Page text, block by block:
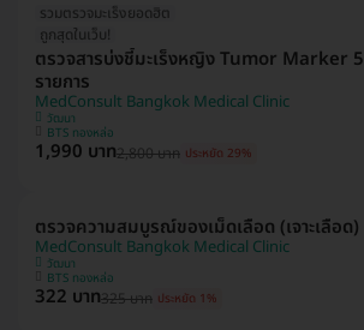
รวมตรวจมะเร็งยอดฮิต
ถูกสุดในเว็บ!
ตรวจสารบ่งชี้มะเร็งหญิง Tumor Marker 5
รายการ
MedConsult Bangkok Medical Clinic
วัฒนา
BTS ทองหล่อ
1,990 บาท2,800 บาท ประหยัด 29%
ตรวจความสมบูรณ์ของเม็ดเลือด (เจาะเลือด)
MedConsult Bangkok Medical Clinic
วัฒนา
BTS ทองหล่อ
322 บาท325 บาท ประหยัด 1%